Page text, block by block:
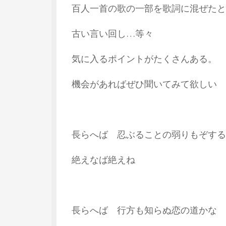
百人一首の歌の一部を歌詞に混ぜた
古い言い回し…等々
気に入るポイントがたくさんある。
機会があればぜひ聞いてみて欲しい
長らへば 忍ぶることの弱りもぞする
絶えなば絶えね
長らへば 行方も知らぬ恋の道かな